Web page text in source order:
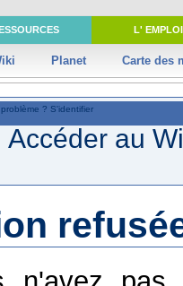
L' EMPLOI
Planet Carte des
problème ? S'identifier
Accéder au